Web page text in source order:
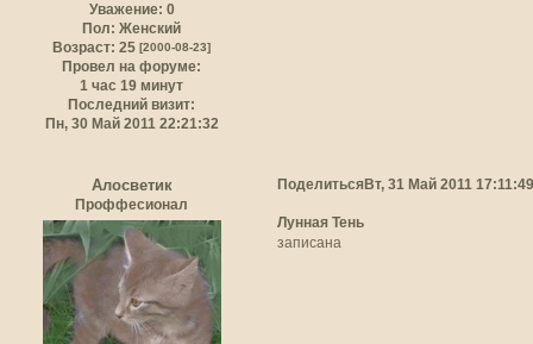
Уважение: 0
Пол: Женский
Возраст: 25[2000-08-23]
Провел на форуме:
1 час 19 минут
Последний визит:
Пн, 30 Май 2011 22:21:32
Поделиться Вт, 31 Май 2011 17:11:49
Алосветик
Проффесионал
Лунная Тень
записана